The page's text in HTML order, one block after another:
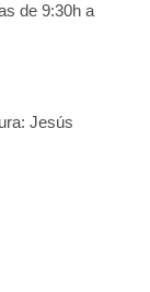
de 9:30h a
Jesús